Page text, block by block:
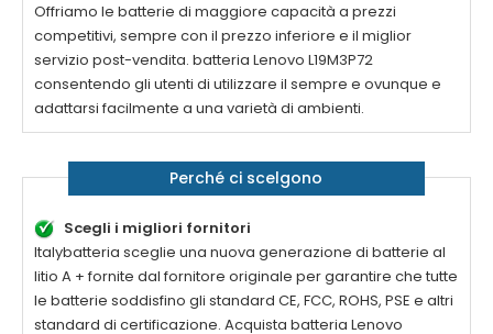
Offriamo le batterie di maggiore capacità a prezzi
competitivi, sempre con il prezzo inferiore e il miglior
servizio post-vendita. batteria Lenovo L19M3P72
consentendo gli utenti di utilizzare il sempre e ovunque e
adattarsi facilmente a una varietà di ambienti.
Perché ci scelgono
Scegli i migliori fornitori
Italybatteria sceglie una nuova generazione di batterie al
litio A + fornite dal fornitore originale per garantire che tutte
le batterie soddisfino gli standard CE, FCC, ROHS, PSE e altri
standard di certificazione. Acquista batteria Lenovo